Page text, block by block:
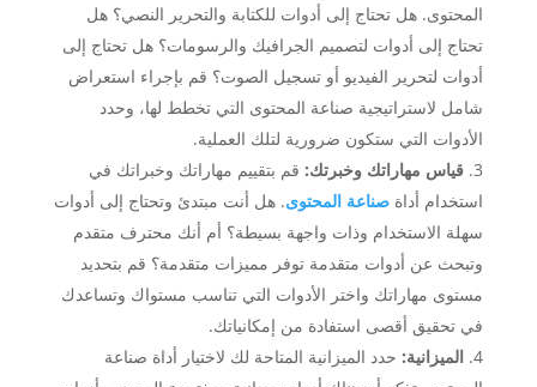
المحتوى. هل تحتاج إلى أدوات للكتابة والتحرير النصي؟ هل
تحتاج إلى أدوات لتصميم الجرافيك والرسومات؟ هل تحتاج إلى
أدوات لتحرير الفيديو أو تسجيل الصوت؟ قم بإجراء استعراض
شامل لاستراتيجية صناعة المحتوى التي تخطط لها، وحدد
الأدوات التي ستكون ضرورية لتلك العملية.
قياس مهاراتك وخبرتك: قم بتقييم مهاراتك وخبراتك في
استخدام أداة صناعة المحتوى. هل أنت مبتدئ وتحتاج إلى أدوات
سهلة الاستخدام وذات واجهة بسيطة؟ أم أنك محترف متقدم
وتبحث عن أدوات متقدمة توفر مميزات متقدمة؟ قم بتحديد
مستوى مهاراتك واختر الأدوات التي تناسب مستواك وتساعدك
في تحقيق أقصى استفادة من إمكانياتك.
الميزانية: حدد الميزانية المتاحة لك لاختيار أداة صناعة